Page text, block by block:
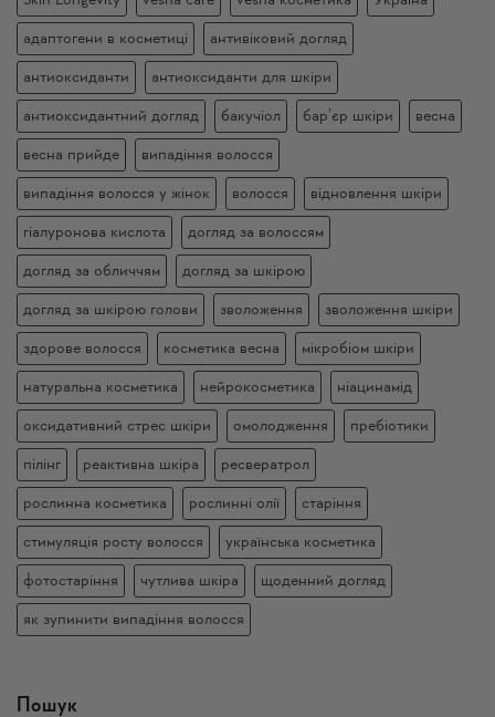
адаптогени в косметиці антивіковий догляд
антиоксиданти антиоксиданти для шкіри
антиоксидантний догляд бакучіол бар’єр шкіри весна
весна прийде випадіння волосся
випадіння волосся у жінок волосся відновлення шкіри
гіалуронова кислота догляд за волоссям
догляд за обличчям догляд за шкірою
догляд за шкірою голови зволоження зволоження шкіри
здорове волосся косметика весна мікробіом шкіри
натуральна косметика нейрокосметика ніацинамід
оксидативний стрес шкіри омолодження пребіотики
пілінг реактивна шкіра ресвератрол
рослинна косметика рослинні олії старіння
стимуляція росту волосся українська косметика
фотостаріння чутлива шкіра щоденний догляд
як зупинити випадіння волосся
Пошук